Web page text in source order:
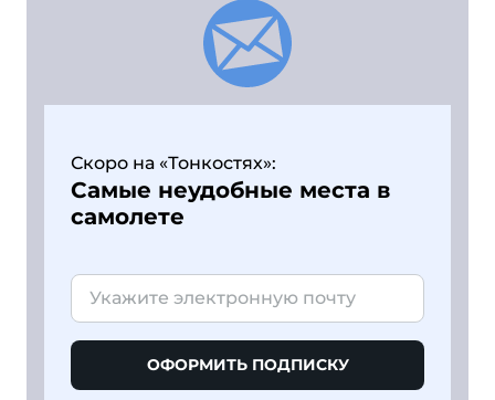
Скоро на «Тонкостях»:
Самые неудобные места в
самолете
ОФОРМИТЬ ПОДПИСКУ